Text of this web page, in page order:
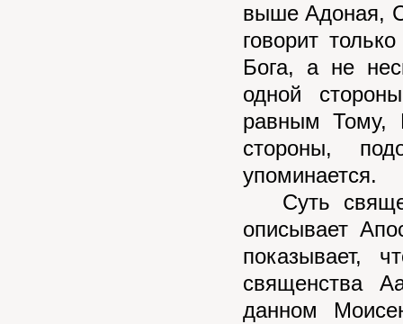
выше Адоная,
говорит
Бога, а не
одной
равным Тому,
стороны,
упоминается.
Суть
описывает
показывает,
священства
данном